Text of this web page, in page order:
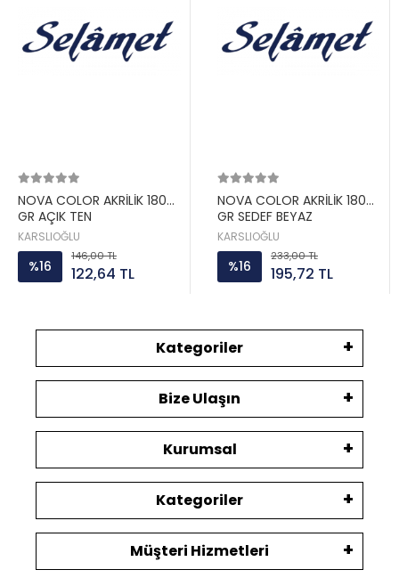
NOVA COLOR AKRİLİK 180
GR AÇIK TEN
KARSLIOĞLU
%16
146,00 TL
122,64 TL
NOVA COLOR AKRİLİK 180
GR SEDEF BEYAZ
KARSLIOĞLU
%16
233,00 TL
195,72 TL
Kategoriler
Bize Ulaşın
Kurumsal
Kategoriler
Müşteri Hizmetleri